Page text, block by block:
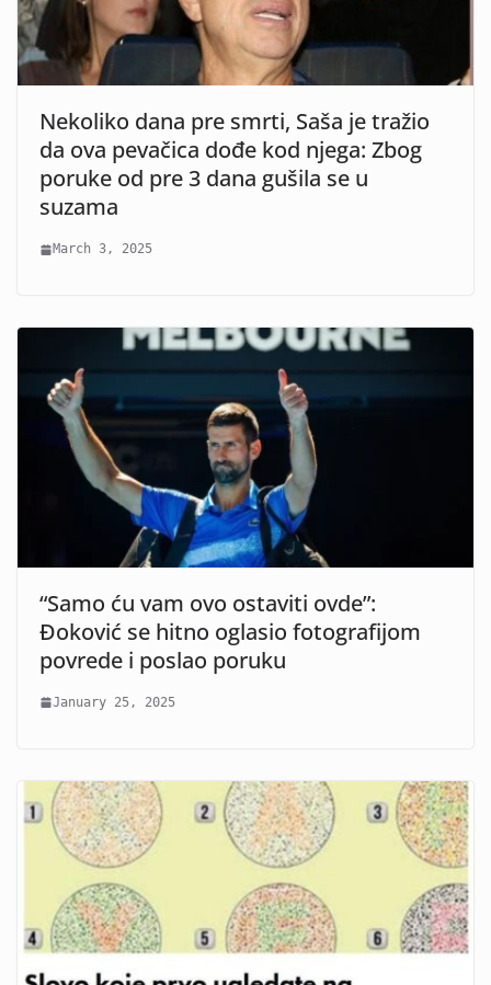
Nekoliko dana pre smrti, Saša je tražio
da ova pevačica dođe kod njega: Zbog
poruke od pre 3 dana gušila se u
suzama
March 3, 2025
“Samo ću vam ovo ostaviti ovde”:
Đoković se hitno oglasio fotografijom
povrede i poslao poruku
January 25, 2025